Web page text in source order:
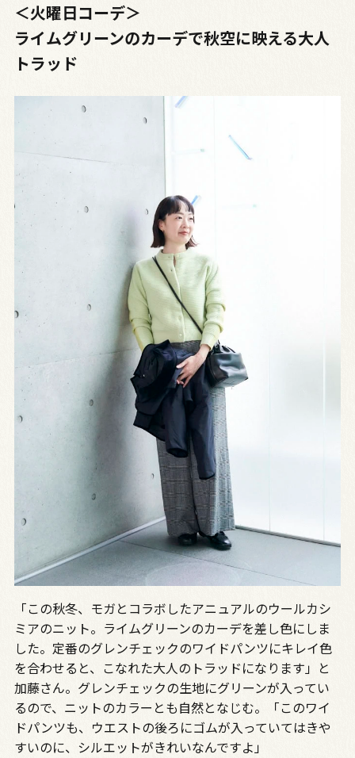
＜火曜日コーデ＞
ライムグリーンのカーデで秋空に映える大人
トラッド
「この秋冬、モガとコラボしたアニュアルのウールカシ
ミアのニット。ライムグリーンのカーデを差し色にしま
した。定番のグレンチェックのワイドパンツにキレイ色
を合わせると、こなれた大人のトラッドになります」と
加藤さん。グレンチェックの生地にグリーンが入ってい
るので、ニットのカラーとも自然となじむ。「このワイ
ドパンツも、ウエストの後ろにゴムが入っていてはきや
すいのに、シルエットがきれいなんですよ」